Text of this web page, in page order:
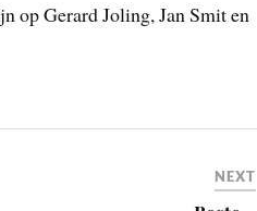
op Gerard Joling, Jan Smit en
NEXT